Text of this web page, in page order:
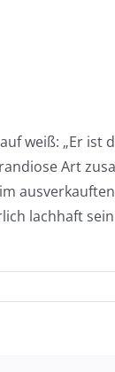
weiß: „Er
Art
lachhaft